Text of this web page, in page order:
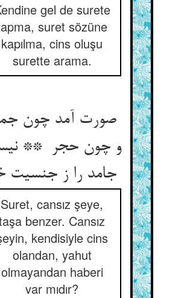
gel de surete
suret sözüne
kapılma, cins oluşu
surette arama.
صورت آمد چون
و چون حجر **
Suret, cansız şeye,
benzer. Cansız
kendisiyle cins
olandan, yahut
olmayandan haberi
var mıdır?